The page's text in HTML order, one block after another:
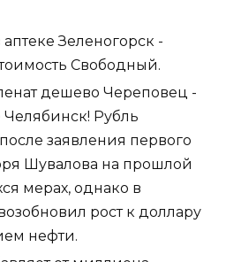
Зеленогорск -
Свободный.
дешево Череповец -
Челябинск! Рубль
заявления первого
Шувалова на прошлой
мерах, однако в
рост к доллару
нефти.